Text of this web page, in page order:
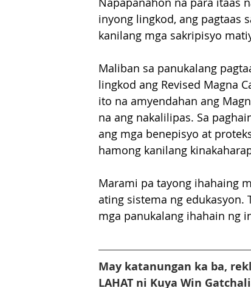
inyong lingkod, ang pagtaas
kanilang mga sakripisyo
Maliban sa panukalang
lingkod ang Revised Magna
ito na amyendahan ang
na ang nakalilipas. Sa
ang mga benepisyo at
hamong kanilang
Marami pa tayong ihahaing
ating sistema ng edukasyon.
mga panukalang ihahain ng
May katanungan ka ba,
LAHAT ni Kuya Win